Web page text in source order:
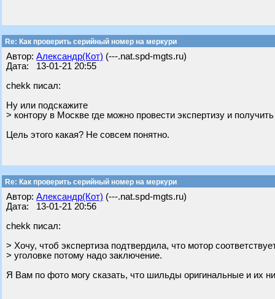
Re: Как проверить серийный номер на меркури
Автор: Александр(Кот) (---.nat.spd-mgts.ru)
Дата: 13-01-21 20:55
chekk писал:
Ну или подскажите
> контору в Москве где можно провести экспертизу и
Цель этого какая? Не совсем понятно.
Re: Как проверить серийный номер на меркури
Автор: Александр(Кот) (---.nat.spd-mgts.ru)
Дата: 13-01-21 20:56
chekk писал:
> Хочу, чтоб экспертиза подтвердила, что мотор
> уголовке потому надо заключение.
Я Вам по фото могу сказать, что шильды оригинальные и их